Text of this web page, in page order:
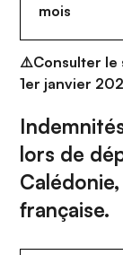
mois
⚠️Consulter le
1er janvier
lors de
française.